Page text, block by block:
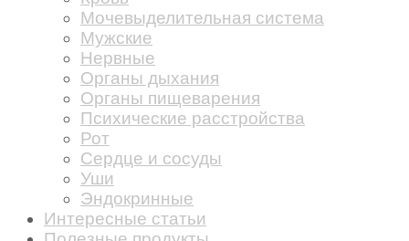
Мочевыделительная система
Мужские
Нервные
Органы дыхания
Органы пищеварения
Психические расстройства
Рот
Сердце и сосуды
Уши
Эндокринные
Интересные статьи